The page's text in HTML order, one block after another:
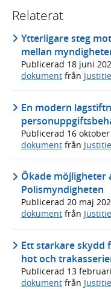
Relaterat
Ytterligare steg
mellan
Publicerad 18 juni
dokument från
En modern
Publicerad 16
dokument från
Ökade
Polismyndigheten
Publicerad 20 maj
dokument från
Ett starkare skydd
hot och
Publicerad 13
dokument från